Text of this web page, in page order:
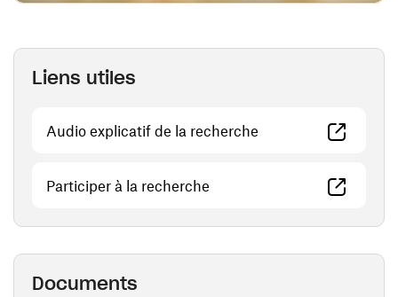
Liens utiles
Audio explicatif de la recherche (ouvre une nouvelle
Participer à la recherche (ouvre une nouvelle fenêtre)
Documents